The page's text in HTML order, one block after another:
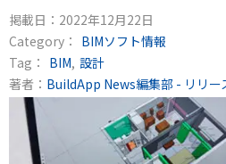
掲載日： 2022年12月22日
Category： BIMソフト情報
Tag： BIM 設計
著者： BuildApp News編集部 - リリー